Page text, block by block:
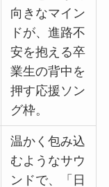
向きなマイン
ドが、進路不
安を抱える卒
業生の背中を
押す応援ソン
グ枠。
温かく包み込
むようなサウ
ンドで、「日